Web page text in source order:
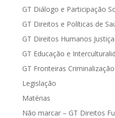
GT Diálogo e Participação
GT Direitos e Políticas de
GT Direitos Humanos
GT Educação e
GT Fronteiras
Legislação
Matérias
Não marcar – GT Direitos